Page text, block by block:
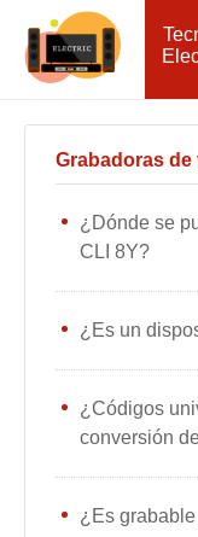
Grabadoras de
¿Dónde se
CLI 8Y?
¿Es un
¿Códigos
conversión
¿Es